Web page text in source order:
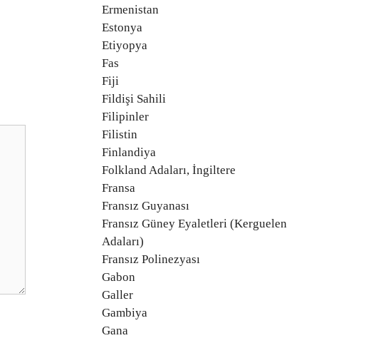
Ermenistan
Estonya
Etiyopya
Fas
Fiji
Fildişi Sahili
Filipinler
Filistin
Finlandiya
Folkland Adaları, İngiltere
Fransa
Fransız Guyanası
Fransız Güney Eyaletleri (Kerguelen
Adaları)
Fransız Polinezyası
Gabon
Galler
Gambiya
Gana